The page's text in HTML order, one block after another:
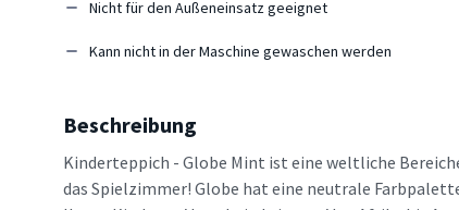
Nicht für den Außeneinsatz geeignet
Kann nicht in der Maschine gewaschen werden
Beschreibung
Kinderteppich - Globe Mint ist eine weltliche
das Spielzimmer! Globe hat eine neutrale